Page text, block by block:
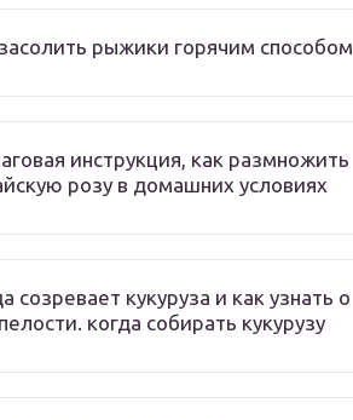
рыжики горячим способом
инструкция, как размножить
розу в домашних условиях
созревает кукуруза и как узнать о
когда собирать кукурузу